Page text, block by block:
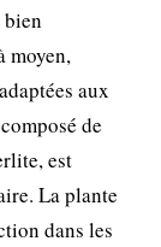
moyen,
aux
de
est
La plante
dans les